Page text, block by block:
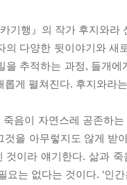
카기행』의 작가 후지와
의 다양한 뒷이야기와
을 추적하는 과정, 들개
롭게 펼쳐진다. 후지와라
음이 자연스레 공존하
것을 아무렇지도 않게 받
것이라 얘기한다. 삶과
요는 없다는 것이다. ‘인